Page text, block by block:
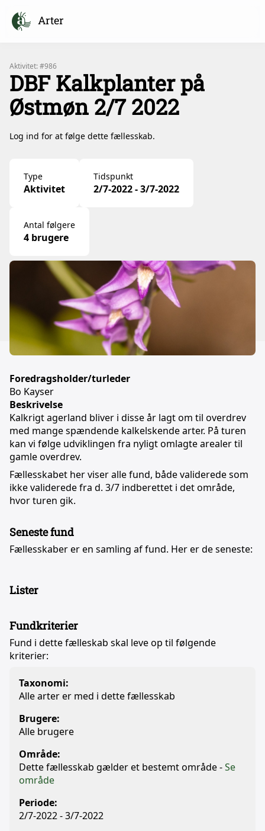
Arter
Aktivitet: #986
DBF Kalkplanter på
Østmøn 2/7 2022
Log ind for at følge dette fællesskab.
Type
Aktivitet
Tidspunkt
2/7-2022 - 3/7-2022
Antal følgere
4 brugere
Foredragsholder/turleder
Bo Kayser
Beskrivelse
Kalkrigt agerland bliver i disse år lagt om til overdrev
med mange spændende kalkelskende arter. På turen
kan vi følge udviklingen fra nyligt omlagte arealer til
gamle overdrev.
Fællesskabet her viser alle fund, både validerede som
ikke validerede fra d. 3/7 indberettet i det område,
hvor turen gik.
Seneste fund
Fællesskaber er en samling af fund. Her er de seneste:
Lister
Fundkriterier
Fund i dette fælleskab skal leve op til følgende
kriterier:
Taxonomi:
Alle arter er med i dette fællesskab
Brugere:
Alle brugere
Område:
Dette fællesskab gælder et bestemt område -Se
område
Periode:
2/7-2022 - 3/7-2022